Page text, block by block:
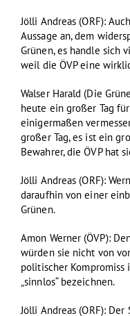
Jölli Andreas (ORF):
Aussage an, dem
Grünen, es handle sich
weil die ÖVP eine
Walser Harald (Die
heute ein großer Tag
einigermaßen
großer Tag, es ist ein
Bewahrer, die ÖVP hat
Jölli Andreas (ORF):
daraufhin von einer
Grünen.
Amon Werner (ÖVP):
würden sie nicht von
politischer Kompromiss
„sinnlos“ bezeichnen.
Jölli Andreas (ORF):